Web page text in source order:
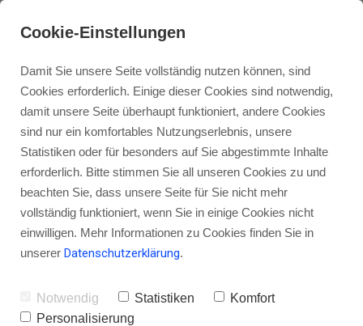
Veränderungen im Podcast
einfach durchziehen! - Ein
Interview mit Kerstin Wemheuer
von Gordon Schönwälder 17. Februar 2018 2
Cookie-Einstellungen
Damit Sie unsere Seite vollständig nutzen können, sind
Cookies erforderlich. Einige dieser Cookies sind notwendig,
damit unsere Seite überhaupt funktioniert, andere Cookies
sind nur ein komfortables Nutzungserlebnis, unsere
Statistiken oder für besonders auf Sie abgestimmte Inhalte
erforderlich. Bitte stimmen Sie all unseren Cookies zu und
beachten Sie, dass unsere Seite für Sie nicht mehr
vollständig funktioniert, wenn Sie in einige Cookies nicht
einwilligen. Mehr Informationen zu Cookies finden Sie in
unserer Datenschutzerklärung.
Notwendig Statistiken
Komfort
Personalisierung